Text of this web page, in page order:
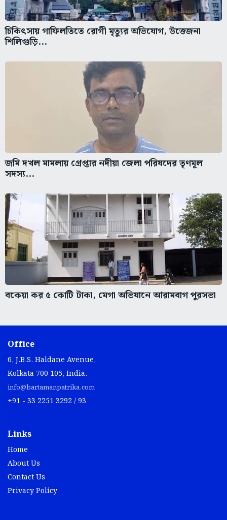
চিকিৎসায় গাফিলতিতে রোগী মৃত্যুর অভিযোগ, উত্তেজনা
শিলিগুড়ি...
জমি দখল মামলায় গ্রেপ্তার নদীয়া জেলা পরিষদের তৃণমূল
সদস্য...
বকেয়া কর ৫ কোটি টাকা, মেগা অভিযানে আরামবাগ পুরসভা
Office
6, J.B.S. Haldane Avenue,
Kolkata 700 105, India.
info@bartamanpatrika.com
+91 - 33 2251 3292 / 93
Links
Home
About Us
Contact Us
Privacy Policy